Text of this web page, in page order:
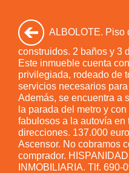
ALBOLOTE. Piso
construidos. 2 baños y 3
Este inmueble cuenta
privilegiada, rodeado de
servicios necesarios
Además, se encuentra a
la parada del metro y
fabulosos a la autovía en
direcciones. 137.000
Ascensor. No cobramos
comprador. HISPANIDAD
INMOBILIARIA. Tlf. 690-